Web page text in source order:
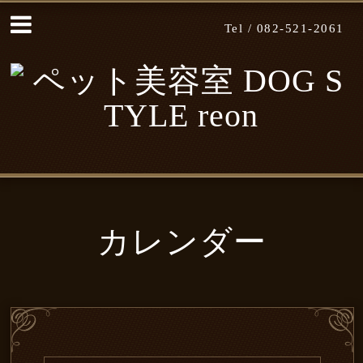
Tel / 082-521-2061
カレンダー